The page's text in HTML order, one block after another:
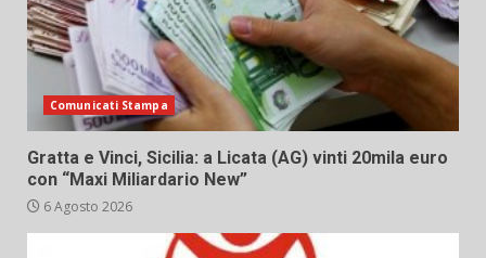
Comunicati Stampa
Gratta e Vinci, Sicilia: a Licata (AG) vinti 20mila euro
con “Maxi Miliardario New”
6 Agosto 2026